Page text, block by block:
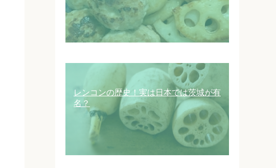
レンコンの歴史！実は日本では茨城が有
名？